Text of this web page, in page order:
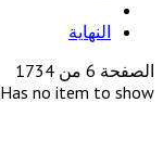
النهاية
الصفحة 6 من 1734
Has no item to show!